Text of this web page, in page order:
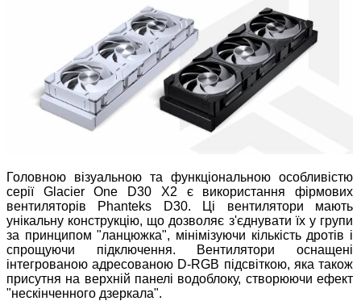
Головною візуальною та функціональною особливістю
серії Glacier One D30 X2 є використання фірмових
вентиляторів Phanteks D30. Ці вентилятори мають
унікальну конструкцію, що дозволяє з'єднувати їх у групи
за принципом "ланцюжка", мінімізуючи кількість дротів і
спрощуючи підключення. Вентилятори оснащені
інтегрованою адресованою D-RGB підсвіткою, яка також
присутня на верхній панелі водоблоку, створюючи ефект
"нескінченного дзеркала".